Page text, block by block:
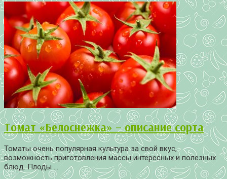
Томат «Белоснежка» – описание сорта
Томаты очень популярная культура за свой вкус,
возможность приготовления массы интересных и полезных
блюд. Плоды ...